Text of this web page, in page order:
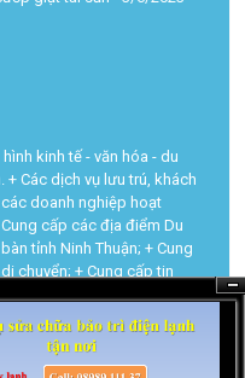
Ẩn
kinh tế - văn hóa - du
+ Các dịch vụ lưu trú, khách
doanh nghiệp hoạt
cấp các địa điểm Du
tỉnh Ninh Thuận; + Cung
chuyển; + Cung cấp tin
và trật tự an toàn xã hội
tục hành chính...